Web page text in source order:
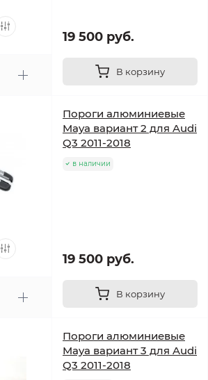
19 500 руб.
В корзину
Пороги алюминиевые
Maya вариант 2 для Audi
Q3 2011-2018
в наличии
19 500 руб.
В корзину
Пороги алюминиевые
Maya вариант 3 для Audi
Q3 2011-2018